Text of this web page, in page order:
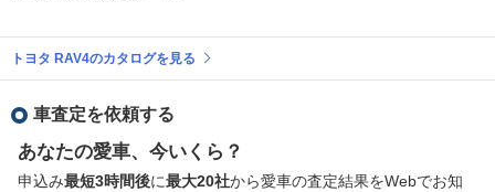
トヨタ RAV4のカタログを見る
車査定を依頼する
あなたの愛車、今いくら？
申込み最短3時間後に最大20社から愛車の査定結果をWebでお知